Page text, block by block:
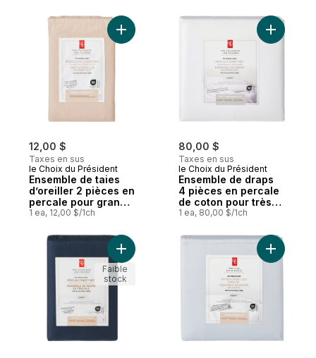
12,00 $
Taxes en sus
le Choix du Président
Ensemble de taies
d’oreiller 2 pièces en
percale pour grand
lit
1 ea, 12,00 $/1ch
Ajouter Ensemble de taies d’oreiller 2
80,00 $
Taxes en sus
le Choix du Président
Ensemble de draps
4 pièces en percale
de coton pour très
grand lit
1 ea, 80,00 $/1ch
Ajouter
Ajouter Ensemble de draps 4 pièces en
Faible
stock
Ajouter